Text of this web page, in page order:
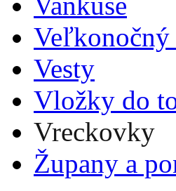
Veľkonočný
Vesty
Vložky do
Vreckovky
Župany a